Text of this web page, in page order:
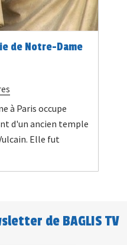
de Notre-Dame
à Paris occupe
d'un ancien temple
Elle fut
de BAGLIS TV